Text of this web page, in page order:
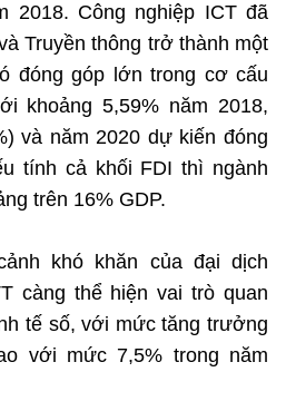
học và Công nghệ (MST)
Thị Hải Hằng
thông Khoa học và Công nghệ.
- 18 Nguyễn Du, TP. Hà Nội
Học và Công Nghệ
2018. Công nghiệp ICT đã
Truyền thông trở thành một
đóng góp lớn trong cơ cấu
khoảng 5,59% năm 2018,
và năm 2020 dự kiến đóng
tính cả khối FDI thì ngành
trên 16% GDP.
khó khăn của đại dịch
càng thể hiện vai trò quan
tế số, với mức tăng trưởng
với mức 7,5% trong năm